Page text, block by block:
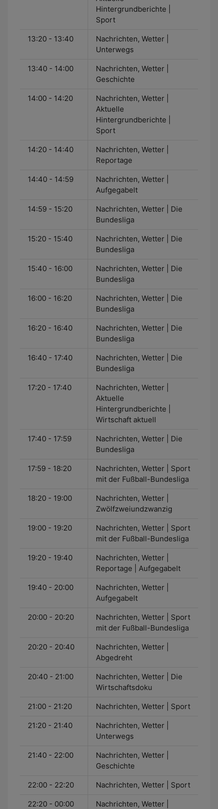
Hintergrundberichte |
Sport
13:20 - 13:40
Nachrichten, Wetter |
Unterwegs
13:40 - 14:00
Nachrichten, Wetter |
Geschichte
14:00 - 14:20
Nachrichten, Wetter |
Aktuelle
Hintergrundberichte |
Sport
14:20 - 14:40
Nachrichten, Wetter |
Reportage
14:40 - 14:59
Nachrichten, Wetter |
Aufgegabelt
14:59 - 15:20
Nachrichten, Wetter | Die
Bundesliga
15:20 - 15:40
Nachrichten, Wetter | Die
Bundesliga
15:40 - 16:00
Nachrichten, Wetter | Die
Bundesliga
16:00 - 16:20
Nachrichten, Wetter | Die
Bundesliga
16:20 - 16:40
Nachrichten, Wetter | Die
Bundesliga
16:40 - 17:40
Nachrichten, Wetter | Die
Bundesliga
17:20 - 17:40
Nachrichten, Wetter |
Aktuelle
Hintergrundberichte |
Wirtschaft aktuell
17:40 - 17:59
Nachrichten, Wetter | Die
Bundesliga
17:59 - 18:20
Nachrichten, Wetter | Sport
mit der Fußball-Bundesliga
18:20 - 19:00
Nachrichten, Wetter |
Zwölfzweiundzwanzig
19:00 - 19:20
Nachrichten, Wetter | Sport
mit der Fußball-Bundesliga
19:20 - 19:40
Nachrichten, Wetter |
Reportage | Aufgegabelt
19:40 - 20:00
Nachrichten, Wetter |
Aufgegabelt
20:00 - 20:20
Nachrichten, Wetter | Sport
mit der Fußball-Bundesliga
20:20 - 20:40
Nachrichten, Wetter |
Abgedreht
20:40 - 21:00
Nachrichten, Wetter | Die
Wirtschaftsdoku
21:00 - 21:20 Nachrichten, Wetter | Sport
21:20 - 21:40
Nachrichten, Wetter |
Unterwegs
21:40 - 22:00
Nachrichten, Wetter |
Geschichte
22:00 - 22:20 Nachrichten, Wetter | Sport
22:20 - 00:00
Nachrichten, Wetter |